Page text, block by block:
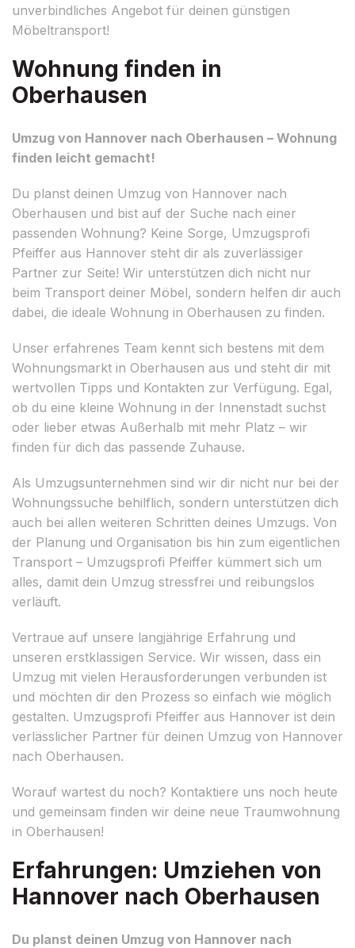
unverbindliches Angebot für deinen günstigen
Möbeltransport!
Wohnung finden in
Oberhausen
Umzug von Hannover nach Oberhausen – Wohnung
finden leicht gemacht!
Du planst deinen Umzug von Hannover nach
Oberhausen und bist auf der Suche nach einer
passenden Wohnung? Keine Sorge, Umzugsprofi
Pfeiffer aus Hannover steht dir als zuverlässiger
Partner zur Seite! Wir unterstützen dich nicht nur
beim Transport deiner Möbel, sondern helfen dir auch
dabei, die ideale Wohnung in Oberhausen zu finden.
Unser erfahrenes Team kennt sich bestens mit dem
Wohnungsmarkt in Oberhausen aus und steht dir mit
wertvollen Tipps und Kontakten zur Verfügung. Egal,
ob du eine kleine Wohnung in der Innenstadt suchst
oder lieber etwas Außerhalb mit mehr Platz – wir
finden für dich das passende Zuhause.
Als Umzugsunternehmen sind wir dir nicht nur bei der
Wohnungssuche behilflich, sondern unterstützen dich
auch bei allen weiteren Schritten deines Umzugs. Von
der Planung und Organisation bis hin zum eigentlichen
Transport – Umzugsprofi Pfeiffer kümmert sich um
alles, damit dein Umzug stressfrei und reibungslos
verläuft.
Vertraue auf unsere langjährige Erfahrung und
unseren erstklassigen Service. Wir wissen, dass ein
Umzug mit vielen Herausforderungen verbunden ist
und möchten dir den Prozess so einfach wie möglich
gestalten. Umzugsprofi Pfeiffer aus Hannover ist dein
verlässlicher Partner für deinen Umzug von Hannover
nach Oberhausen.
Worauf wartest du noch? Kontaktiere uns noch heute
und gemeinsam finden wir deine neue Traumwohnung
in Oberhausen!
Erfahrungen: Umziehen von
Hannover nach Oberhausen
Du planst deinen Umzug von Hannover nach